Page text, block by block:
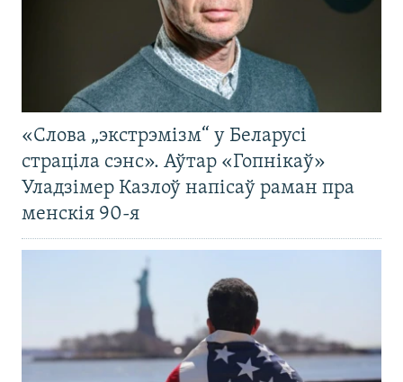
«Слова „экстрэмізм“ у Беларусі
страціла сэнс». Аўтар «Гопнікаў»
Уладзімер Казлоў напісаў раман пра
менскія 90-я